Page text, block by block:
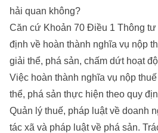
hải quan không?
Căn cứ Khoản 70 Điều 1 Thông
định về hoàn thành nghĩa vụ nộp
giải thể, phá sản, chấm dứt hoạt
Việc hoàn thành nghĩa vụ nộp
thể, phá sản thực hiện theo quy
Quản lý thuế, pháp luật về doanh
tác xã và pháp luật về phá sản.